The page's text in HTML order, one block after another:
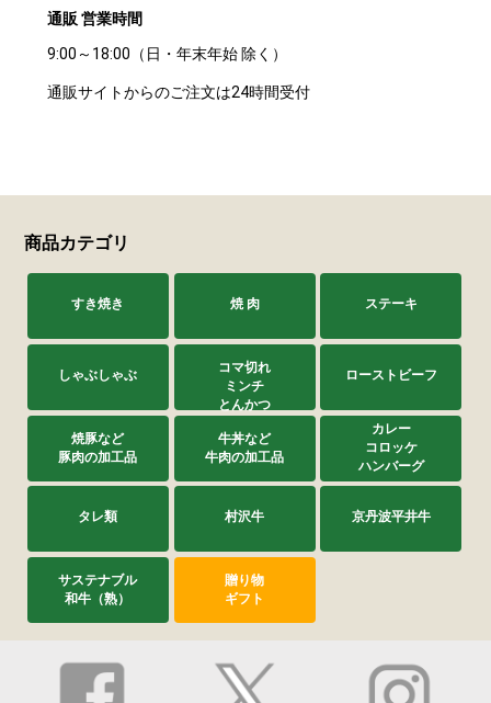
通販 営業時間
9:00～18:00（日・年末年始 除く）
通販サイトからのご注文は24時間受付
商品カテゴリ
すき焼き 焼 肉 ステーキ
しゃぶしゃぶ
コマ切れ
ミンチ
とんかつ
ローストビーフ
焼豚など
豚肉の加工品
牛丼など
牛肉の加工品
カレー
コロッケ
ハンバーグ
タレ類 村沢牛 京丹波平井牛
サステナブル
和牛（熟）
贈り物
ギフト